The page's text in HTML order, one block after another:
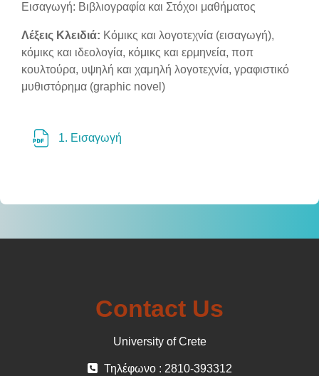
Εισαγωγή: Βιβλιογραφία και Στόχοι μαθήματος
Λέξεις Κλειδιά: Κόμικς και λογοτεχνία (εισαγωγή),
κόμικς και ιδεολογία, κόμικς και ερμηνεία, ποπ
κουλτούρα, υψηλή και χαμηλή λογοτεχνία, γραφιστικό
μυθιστόρημα (graphic novel)
1. Εισαγωγή
Contact Us
University of Crete
Τηλέφωνο : 2810-393312